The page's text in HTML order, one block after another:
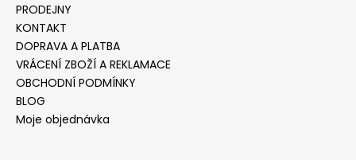
PRODEJNY
KONTAKT
DOPRAVA A PLATBA
VRÁCENÍ ZBOŽÍ A REKLAMACE
OBCHODNÍ PODMÍNKY
BLOG
Moje objednávka